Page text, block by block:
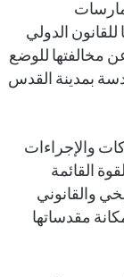
الدولي
مخالفتها للوضع
بمدينة القدس
والإجراءات
القائمة
والقانوني
مقدساتها